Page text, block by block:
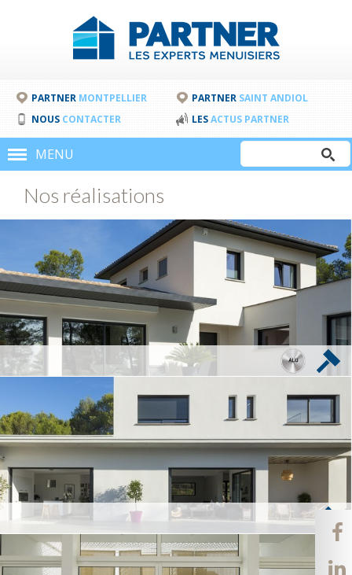
PARTNER MONTPELLIER PARTNER SAINT ANDIOL
NOUS CONTACTER LESACTUS PARTNER
MENU
recherche
Rechercher
Nos réalisations